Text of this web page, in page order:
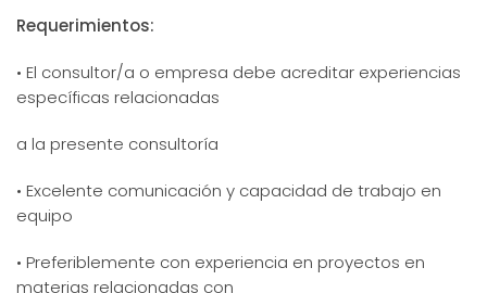
Requerimientos:
• El consultor/a o empresa debe acreditar experiencias
específicas relacionadas
a la presente consultoría
• Excelente comunicación y capacidad de trabajo en
equipo
• Preferiblemente con experiencia en proyectos en
materias relacionadas con